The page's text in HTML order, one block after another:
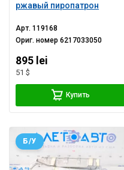
ржавый пиропатрон
Арт.119168
Ориг. номер6217033050
895 lei
51 $
Купить
Б/У